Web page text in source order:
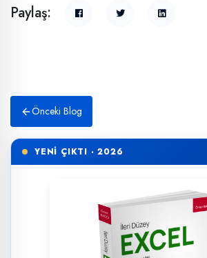
Paylaş:
Önceki Blog
YENİ ÇIKTI · 2026